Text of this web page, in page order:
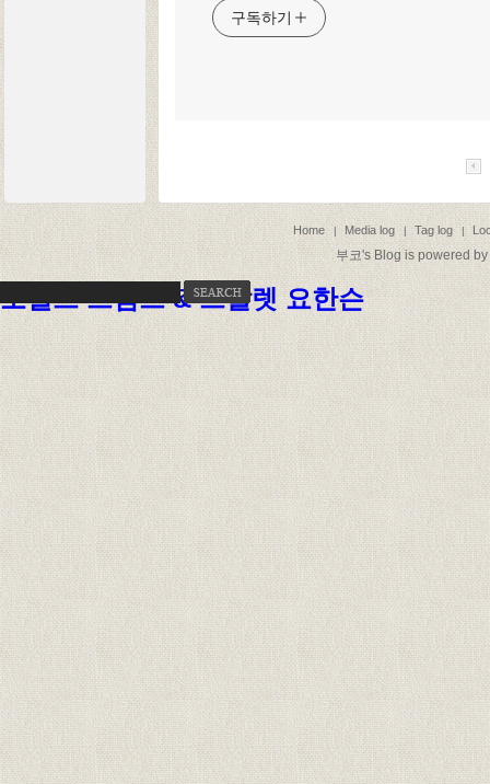
구독하기
Home | Media log | Tag log |
부코's Blog is powered by
도널드 트럼프 & 스칼렛 요한슨